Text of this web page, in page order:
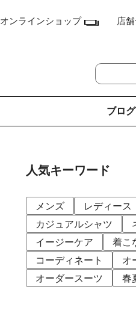
オンラインショップ 店
ブログ
鎌倉本店
横浜店
たまプラーザ テラス店
ラゾーナ川崎プラザ店
東京都
丸の内丸ビル店
MEN'S アキバ・トリム店
MEN'S 東京ミッドタウン八
銀座店
アトレ品川店
人気キーワード
メンズ
レディース
カジュアルシャツ
イージーケア
着こ
コーディネート
オ
オーダースーツ
春